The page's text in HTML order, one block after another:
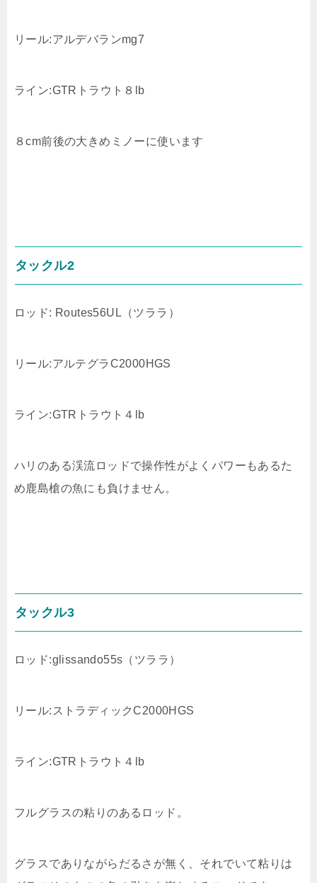
リール:アルデバランmg7
ライン:GTRトラウト８lb
８cm前後の大きめミノーに使います
タックル2
ロッド: Routes56UL（ツララ）
リール:アルテグラC2000HGS
ライン:GTRトラウト４lb
ハリのある渓流ロッドで操作性がよくパワーもあるた
め鹿島槍の魚にも負けません。
タックル3
ロッド:glissando55s（ツララ）
リール:ストラディックC2000HGS
ライン:GTRトラウト４lb
フルグラスの粘りのあるロッド。
グラスでありながらだるさが無く、それでいて粘りは